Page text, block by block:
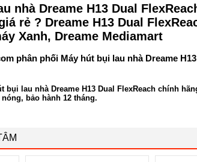
nhà Dreame H13 Dual
rẻ ? Dreame H13 Dual
Xanh, Dreame Mediamart
phân phối Máy hút bụi lau nhà Dreame
bụi lau nhà Dreame H13 Dual FlexReach chính
bảo hành 12 tháng.